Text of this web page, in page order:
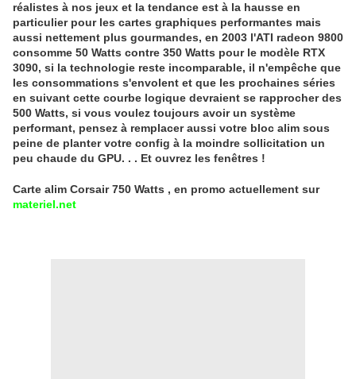
réalistes à nos jeux et la tendance est à la hausse en
particulier pour les cartes graphiques performantes mais
aussi nettement plus gourmandes, en 2003 l'ATI radeon 9800
consomme 50 Watts contre 350 Watts pour le modèle RTX
3090, si la technologie reste incomparable, il n'empêche que
les consommations s'envolent et que les prochaines séries
en suivant cette courbe logique devraient se rapprocher des
500 Watts, si vous voulez toujours avoir un système
performant, pensez à remplacer aussi votre bloc alim sous
peine de planter votre config à la moindre sollicitation un
peu chaude du GPU. . . Et ouvrez les fenêtres !
Carte alim Corsair 750 Watts , en promo actuellement sur
materiel.net